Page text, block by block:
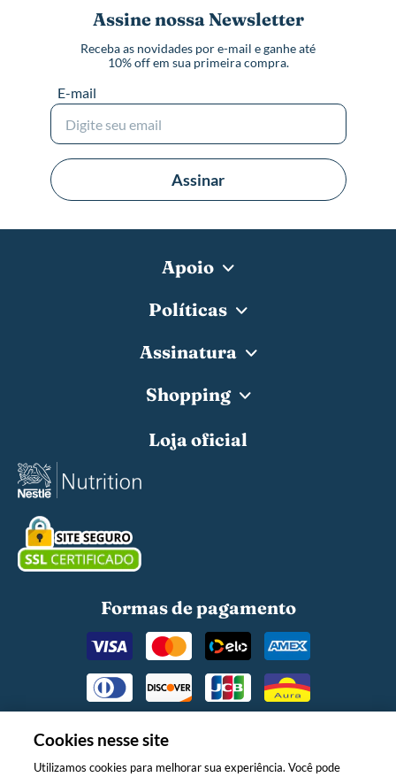
Assine nossa Newsletter
Receba as novidades por e-mail e ganhe até
10% off em sua primeira compra.
E-mail
Assinar
Apoio
Políticas
Assinatura
Shopping
Loja oficial
Formas de pagamento
Cookies nesse site
Utilizamos cookies para melhorar sua experiência. Você pode